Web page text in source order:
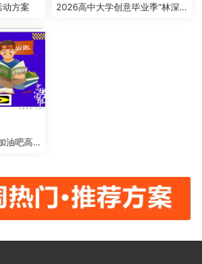
方案
2026高中大学创意毕业季“林深
油吧高